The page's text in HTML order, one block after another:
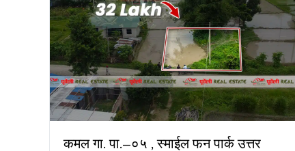
कमल गा. पा.–०५ , स्माईल फन पार्क उत्तर